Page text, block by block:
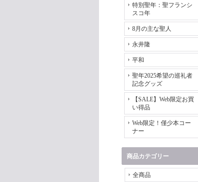
特別聖年：聖フランシ
スコ年
8月の主な聖人
永井隆
平和
聖年2025希望の巡礼者
記念グッズ
【SALE】Web限定お買
い得品
Web限定！僅少本コー
ナー
商品カテゴリー
全商品